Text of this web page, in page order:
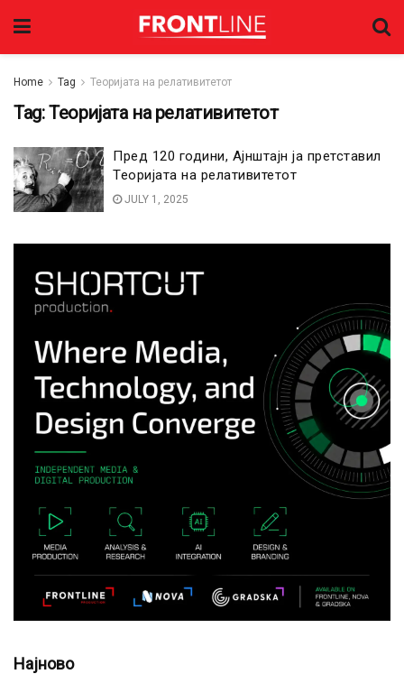
Home Tag Теоријата на релативитетот
Tag:Теоријата на релативитетот
Пред 120 години, Ајнштајн ја претставил
Теоријата на релативитетот
JULY 1, 2025
Најново